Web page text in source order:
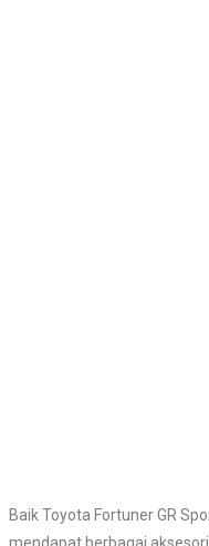
Baik Toyota Fortuner GR